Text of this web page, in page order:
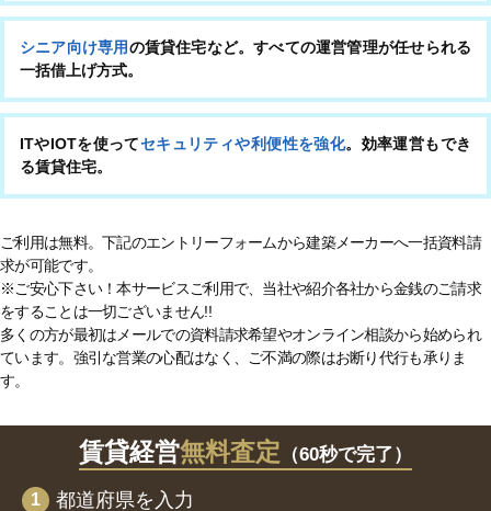
シニア向け専用の賃貸住宅など。すべての運営管理が任せられる
一括借上げ方式。
ITやIOTを使ってセキュリティや利便性を強化。効率運営もでき
る賃貸住宅。
ご利用は無料。下記のエントリーフォームから建築メーカーへ一括資料請
求が可能です。
※ご安心下さい！本サービスご利用で、当社や紹介各社から金銭のご請求
をすることは一切ございません!!
多くの方が最初はメールでの資料請求希望やオンライン相談から始められ
ています。強引な営業の心配はなく、ご不満の際はお断り代行も承りま
す。
賃貸経営無料査定 （60秒で完了）
1 都道府県を入力